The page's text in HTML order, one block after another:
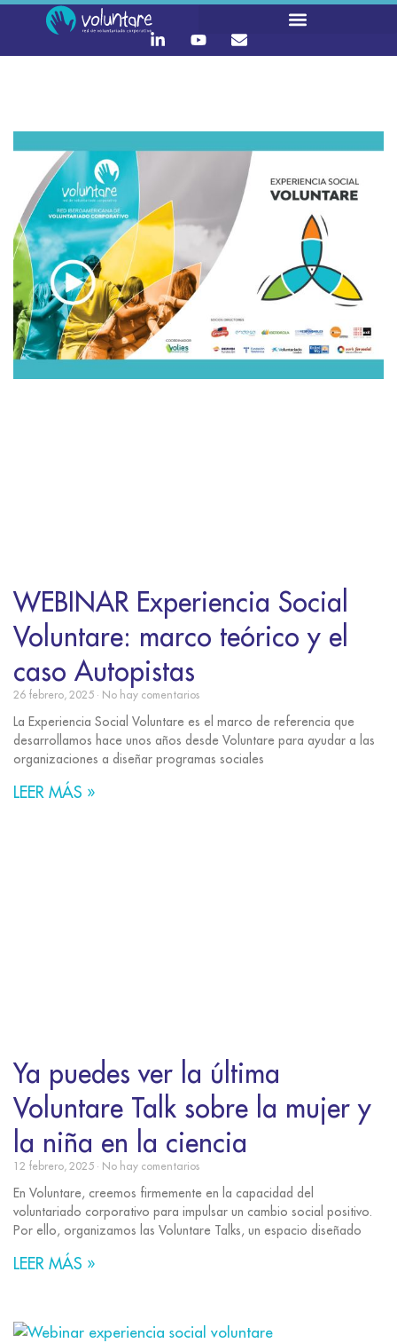
WEBINAR Experiencia Social
Voluntare: marco teórico y el
caso Autopistas
26 febrero, 2025 No hay comentarios
La Experiencia Social Voluntare es el marco de referencia que
desarrollamos hace unos años desde Voluntare para ayudar a las
organizaciones a diseñar programas sociales
LEER MÁS »
Ya puedes ver la última
Voluntare Talk sobre la mujer y
la niña en la ciencia
12 febrero, 2025 No hay comentarios
En Voluntare, creemos firmemente en la capacidad del
voluntariado corporativo para impulsar un cambio social positivo.
Por ello, organizamos las Voluntare Talks, un espacio diseñado
LEER MÁS »